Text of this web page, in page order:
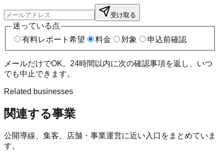
受け取る
迷っている点
有料レポート希望
料金 対象 申込前確認
メールだけでOK。24時間以内に次の確認事項を返し、いつ
でも中止できます。
Related businesses
関連する事業
公開導線、集客、店舗・事業運営に近い入口をまとめていま
す。